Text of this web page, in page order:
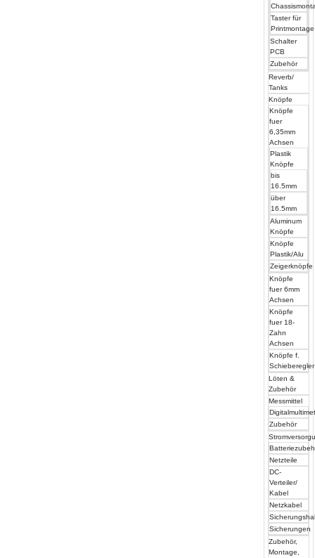
Taster für
Printmontage
Schalter
PCB
Zubehör
Reverb/
Tanks
Knöpfe
Knöpfe
fuer
6,35mm
Achsen
Plastik
Knöpfe
bis
16.5mm
über
16.5mm
Aluminum
Knöpfe
Knöpfe
Plastik/Alu
Zeigerknöpfe
Knöpfe
fuer 6mm
Achsen
Knöpfe
fuer 18-
Zahn
Achsen
Knöpfe f.
Schieberegler
Löten &
Zubehör
Messmittel
Zubehör
Netzteile
DC-
Verteiler/
Kabel
Netzkabel
Sicherungen
Zubehör,
Montage,